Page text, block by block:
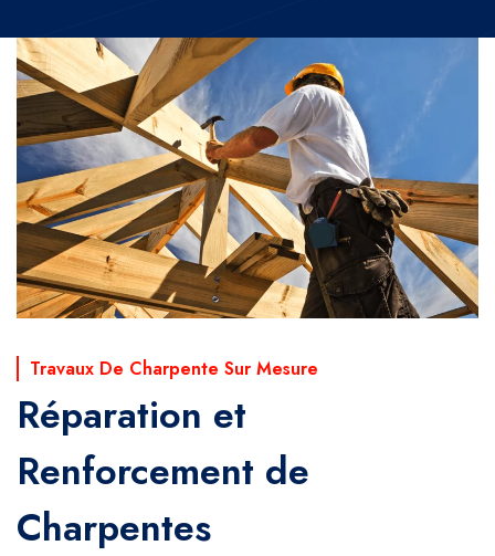
Travaux De Charpente Sur Mesure
Réparation et
Renforcement de
Charpentes